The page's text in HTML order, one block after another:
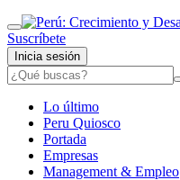
Suscríbete
Inicia sesión
Lo último
Peru Quiosco
Portada
Empresas
Management & Empleo